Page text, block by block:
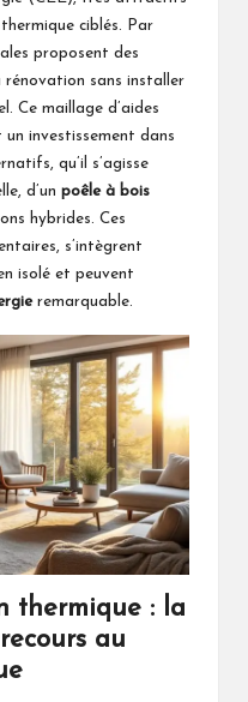
ciblés. Par
proposent des
rénovation sans installer
Ce maillage d’aides
un investissement dans
qu’il s’agisse
d’un poêle à bois
hybrides. Ces
s’intègrent
isolé et peuvent
remarquable.
thermique : la
au